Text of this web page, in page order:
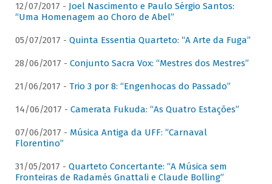
12/07/2017 - Joel Nascimento e Paulo Sérgio Santos:
“Uma Homenagem ao Choro de Abel”
05/07/2017 - Quinta Essentia Quarteto: “A Arte da Fuga”
28/06/2017 - Conjunto Sacra Vox: “Mestres dos Mestres”
21/06/2017 - Trio 3 por 8: “Engenhocas do Passado”
14/06/2017 - Camerata Fukuda: “As Quatro Estações”
07/06/2017 - Música Antiga da UFF: “Carnaval
Florentino”
31/05/2017 - Quarteto Concertante: “A Música sem
Fronteiras de Radamés Gnattali e Claude Bolling”